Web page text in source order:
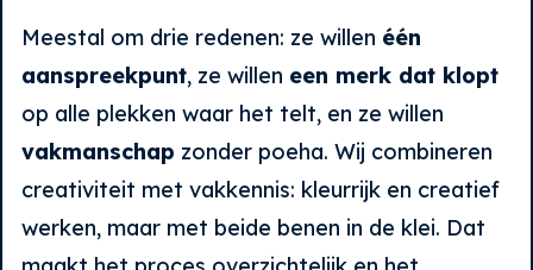
Meestal om drie redenen: ze willen één
aanspreekpunt, ze willen een merk dat klopt
op alle plekken waar het telt, en ze willen
vakmanschap zonder poeha. Wij combineren
creativiteit met vakkennis: kleurrijk en creatief
werken, maar met beide benen in de klei. Dat